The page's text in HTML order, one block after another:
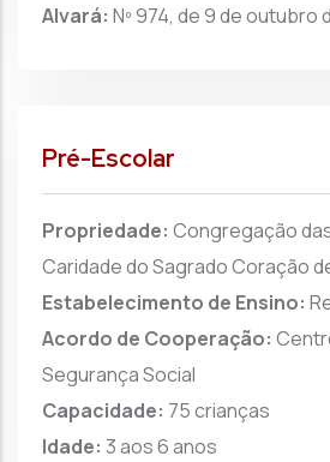
Alvará: Nº 974, de 9 de outubro
Pré-Escolar
Propriedade: Congregação
Caridade do Sagrado Coração
Estabelecimento de Ensino:
Acordo de Cooperação:
Segurança Social
Capacidade: 75 crianças
Idade: 3 aos 6 anos